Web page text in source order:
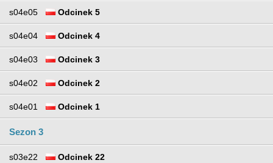
s04e05 Odcinek 5
s04e04 Odcinek 4
s04e03 Odcinek 3
s04e02 Odcinek 2
s04e01 Odcinek 1
Sezon 3
s03e22 Odcinek 22